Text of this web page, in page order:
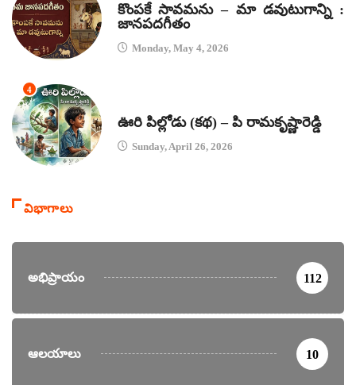
కొంపకే సావమను – మా డవుటుగాన్ని :
జానపదగీతం
Monday, May 4, 2026
4
ఊరి పిల్లోడు (కథ) – పి రామకృష్ణారెడ్డి
Sunday, April 26, 2026
విభాగాలు
అభిప్రాయం 112
ఆలయాలు 10